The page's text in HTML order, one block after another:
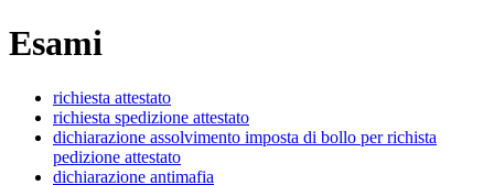
Esami
richiesta attestato
richiesta spedizione attestato
dichiarazione assolvimento imposta di bollo per richista
pedizione attestato
dichiarazione antimafia